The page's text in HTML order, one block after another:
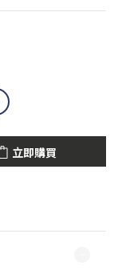
立即購買